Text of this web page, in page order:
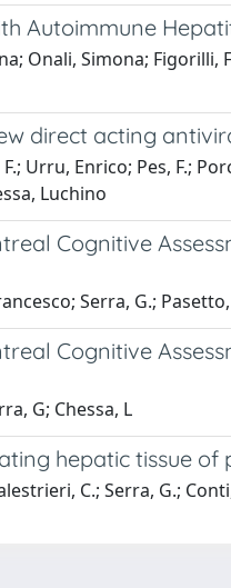
Autoimmune
Onali, Simona;
direct acting
Urru, Enrico; Pes, F.;
Luchino
Cognitive
Serra, G.;
Cognitive
G; Chessa, L
hepatic tissue
C.; Serra, G.;